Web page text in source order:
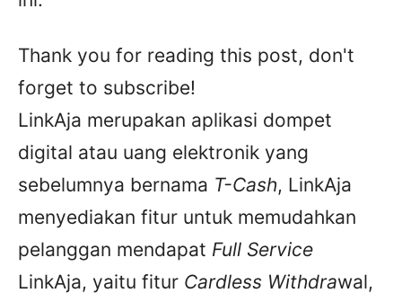
Thank you for reading this post, don't
forget to subscribe!
LinkAja merupakan aplikasi dompet
digital atau uang elektronik yang
sebelumnya bernama T-Cash, LinkAja
menyediakan fitur untuk memudahkan
pelanggan mendapat Full Service
LinkAja, yaitu fitur Cardless Withdrawal,